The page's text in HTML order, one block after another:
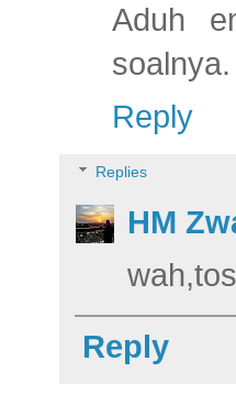
Aduh
soalnya.
Reply
Replies
HM
Reply